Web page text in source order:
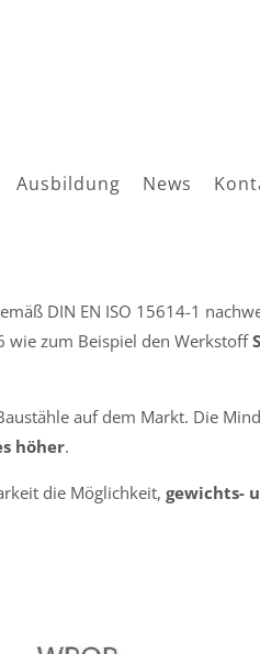
Ausbildung News
bis
DIN EN ISO 15614-1
wie zum Beispiel den Werkstoff
auf dem Markt. Die
höher.
die Möglichkeit, gewichts-